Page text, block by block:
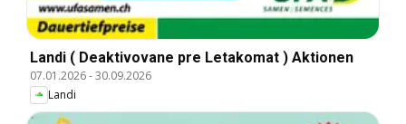
Landi ( Deaktivovane pre Letakomat ) Aktionen
07.01.2026-30.09.2026
Landi